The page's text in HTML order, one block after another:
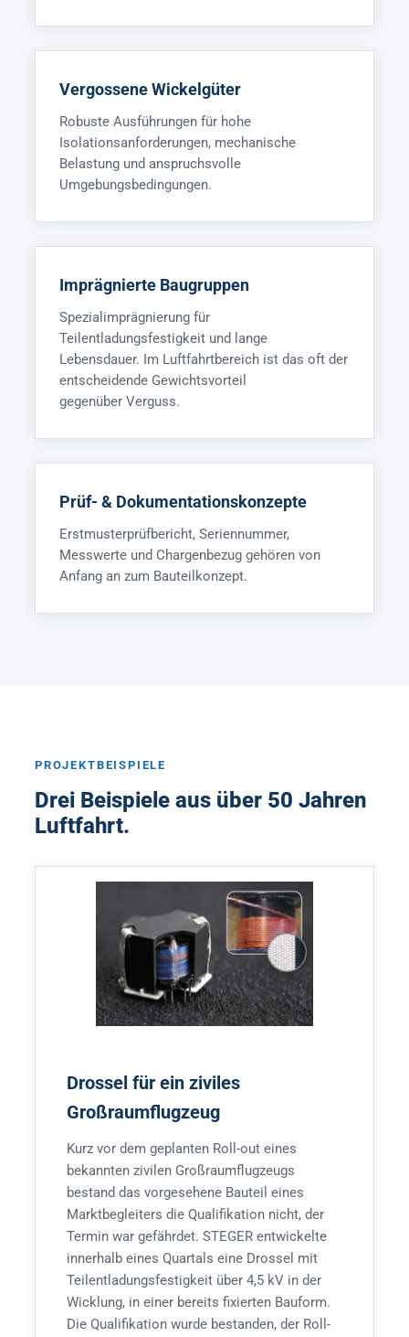
Vergossene Wickelgüter
Robuste Ausführungen für hohe
Isolationsanforderungen, mechanische
Belastung und anspruchsvolle
Umgebungsbedingungen.
Imprägnierte Baugruppen
Spezialimprägnierung für
Teilentladungsfestigkeit und lange
Lebensdauer. Im Luftfahrtbereich ist das oft der
entscheidende Gewichtsvorteil
gegenüber Verguss.
Prüf- & Dokumentationskonzepte
Erstmusterprüfbericht, Seriennummer,
Messwerte und Chargenbezug gehören von
Anfang an zum Bauteilkonzept.
PROJEKTBEISPIELE
Drei Beispiele aus über 50 Jahren
Luftfahrt.
Drossel für ein ziviles
Großraumflugzeug
Kurz vor dem geplanten Roll-out eines
bekannten zivilen Großraumflugzeugs
bestand das vorgesehene Bauteil eines
Marktbegleiters die Qualifikation nicht, der
Termin war gefährdet. STEGER entwickelte
innerhalb eines Quartals eine Drossel mit
Teilentladungsfestigkeit über 4,5 kV in der
Wicklung, in einer bereits fixierten Bauform.
Die Qualifikation wurde bestanden, der Roll-